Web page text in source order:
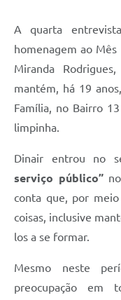
A quarta
homenagem ao
Miranda
mantém, há 19
Família, no Bairro
limpinha.
Dinair entrou no
serviço público”no
conta que, por
coisas, inclusive
los a se formar.
Mesmo neste
preocupação